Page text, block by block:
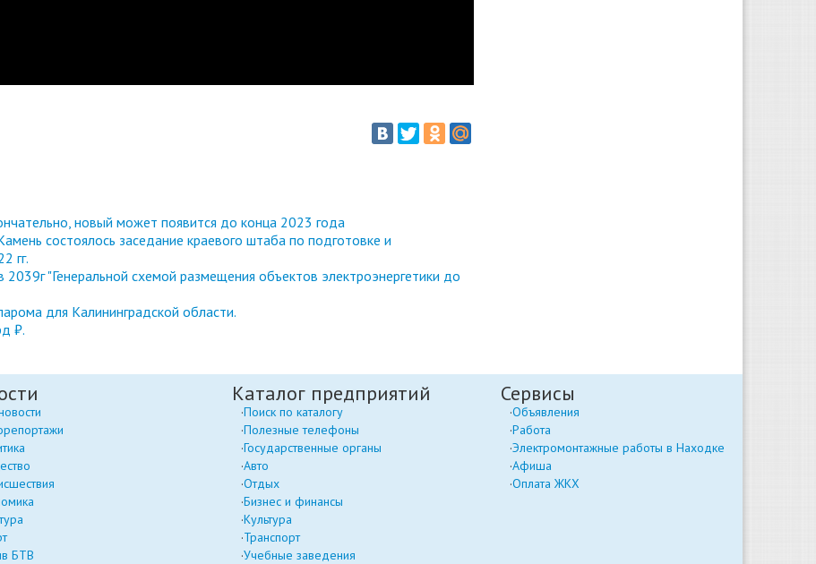
новый может появится до конца 2023 года
состоялось заседание краевого штаба по подготовке и
гг.
"Генеральной схемой размещения объектов электроэнергетики до
для Калининградской области.
₽.
БТВ
Каталог предприятий
Поиск по каталогу
Полезные телефоны
Государственные органы
Авто
Отдых
Бизнес и финансы
Культура
Транспорт
Учебные заведения
Сервисы
Объявления
Работа
Электромонтажные работы в Находке
Афиша
Оплата ЖКХ